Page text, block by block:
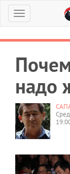
Меню
надо